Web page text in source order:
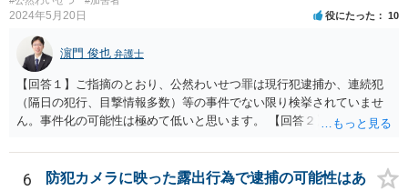
2024年5月20日 役にたった 10
濵門 俊也 弁護士
【回答１】ご指摘のとおり、公然わいせつ罪は現行犯逮捕か、連続犯
（隔日の犯行、目撃情報多数）等の事件でない限り検挙されていませ
ん。事件化の可能性は極めて低いと思います。 【回答２】先に指摘し
6
防犯カメラに映った露出行為で逮捕の可能性はあ